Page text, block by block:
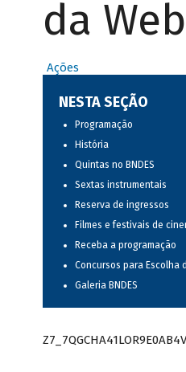
da Web
Ações
NESTA SEÇÃO
Programação
História
Quintas no BNDES
Sextas instrumentais
Reserva de ingressos
Filmes e festivais de
Receba a programação
Concursos para Escolha
Galeria BNDES